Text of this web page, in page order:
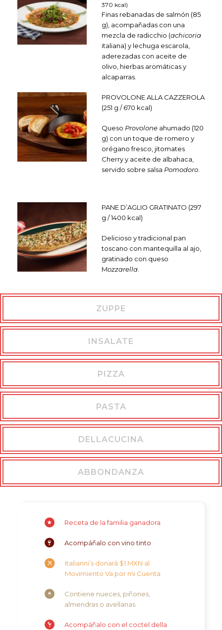
370 kcal)
Finas rebanadas de salmón (85
g), acompañadas con una
mezcla de radicchio (achicoria
italiana) y lechuga escarola,
aderezadas con aceite de
olivo, hierbas aromáticas y
alcaparras.
PROVOLONE ALLA CAZZEROLA
(251 g / 670 kcal)
Queso Provolone ahumado (120
g) con un toque de romero y
orégano fresco, jitomates
Cherry y aceite de albahaca,
servido sobre salsa Pomodoro
PANE D’AGLIO GRATINATO (297
g / 1400 kcal)
Delicioso y tradicional pan
toscano con mantequilla al ajo,
gratinado con queso
Mozzarella
ZUPPE
INSALATE
PIZZA
PASTA
DELLACUCINA
ABBONDANZA
Receta de la familia ganadora
Acompáñalo con vino tinto
Italianni’s donará $1 MXN al
Movimiento Va por mi Cuenta
Contiene nueces, piñones,
almendras o avellanas
Acompáñalo con el coctel della